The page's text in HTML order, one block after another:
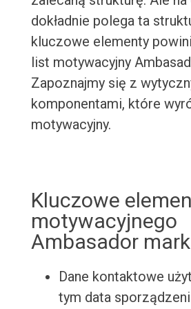
dokładnie polega ta
kluczowe elementy
list motywacyjny
Zapoznajmy się z
komponentami, które
motywacyjny.
Kluczowe
motywacyjnego
Ambasador
Dane kontaktowe
tym data